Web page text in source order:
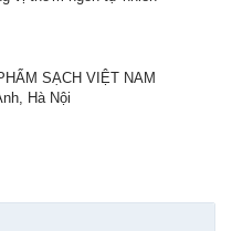
SẠCH VIỆT NAM
Hà Nội